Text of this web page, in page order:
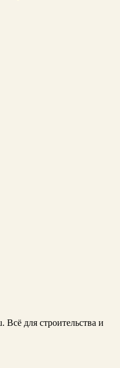
для строительства и